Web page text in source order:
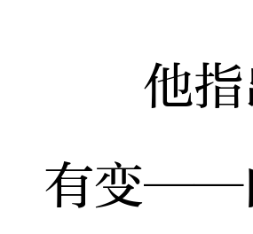
他指出
有变——